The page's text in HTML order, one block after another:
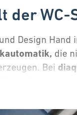
der
Design
die
Bei
kreativ.